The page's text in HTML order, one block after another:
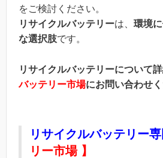
をご検討ください。
リサイクルバッテリーは、 環境
な選択肢です。
リサイクルバッテリーについて
バッテリー市場にお問い合わせく
リサイクルバッテリー
リー市場 】